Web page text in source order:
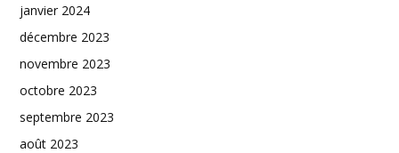
janvier 2024
décembre 2023
novembre 2023
octobre 2023
septembre 2023
août 2023